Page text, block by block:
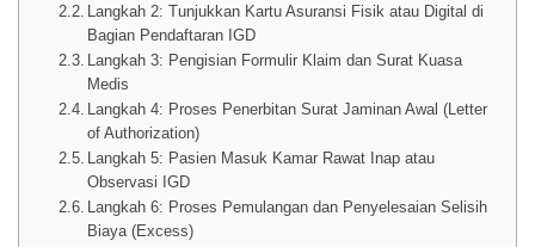
Langkah 2: Tunjukkan Kartu Asuransi Fisik atau Digital di
Bagian Pendaftaran IGD
Langkah 3: Pengisian Formulir Klaim dan Surat Kuasa
Medis
Langkah 4: Proses Penerbitan Surat Jaminan Awal (Letter
of Authorization)
Langkah 5: Pasien Masuk Kamar Rawat Inap atau
Observasi IGD
Langkah 6: Proses Pemulangan dan Penyelesaian Selisih
Biaya (Excess)